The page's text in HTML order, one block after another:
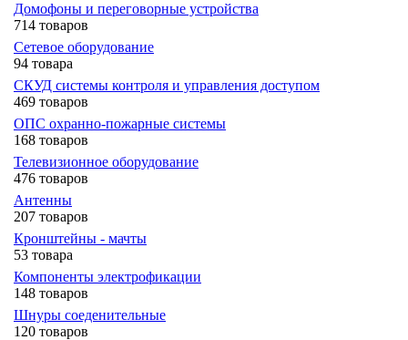
Домофоны и переговорные устройства
714 товаров
Сетевое оборудование
94 товара
СКУД системы контроля и управления доступом
469 товаров
ОПС охранно-пожарные системы
168 товаров
Телевизионное оборудование
476 товаров
Антенны
207 товаров
Кронштейны - мачты
53 товара
Компоненты электрофикации
148 товаров
Шнуры соеденительные
120 товаров